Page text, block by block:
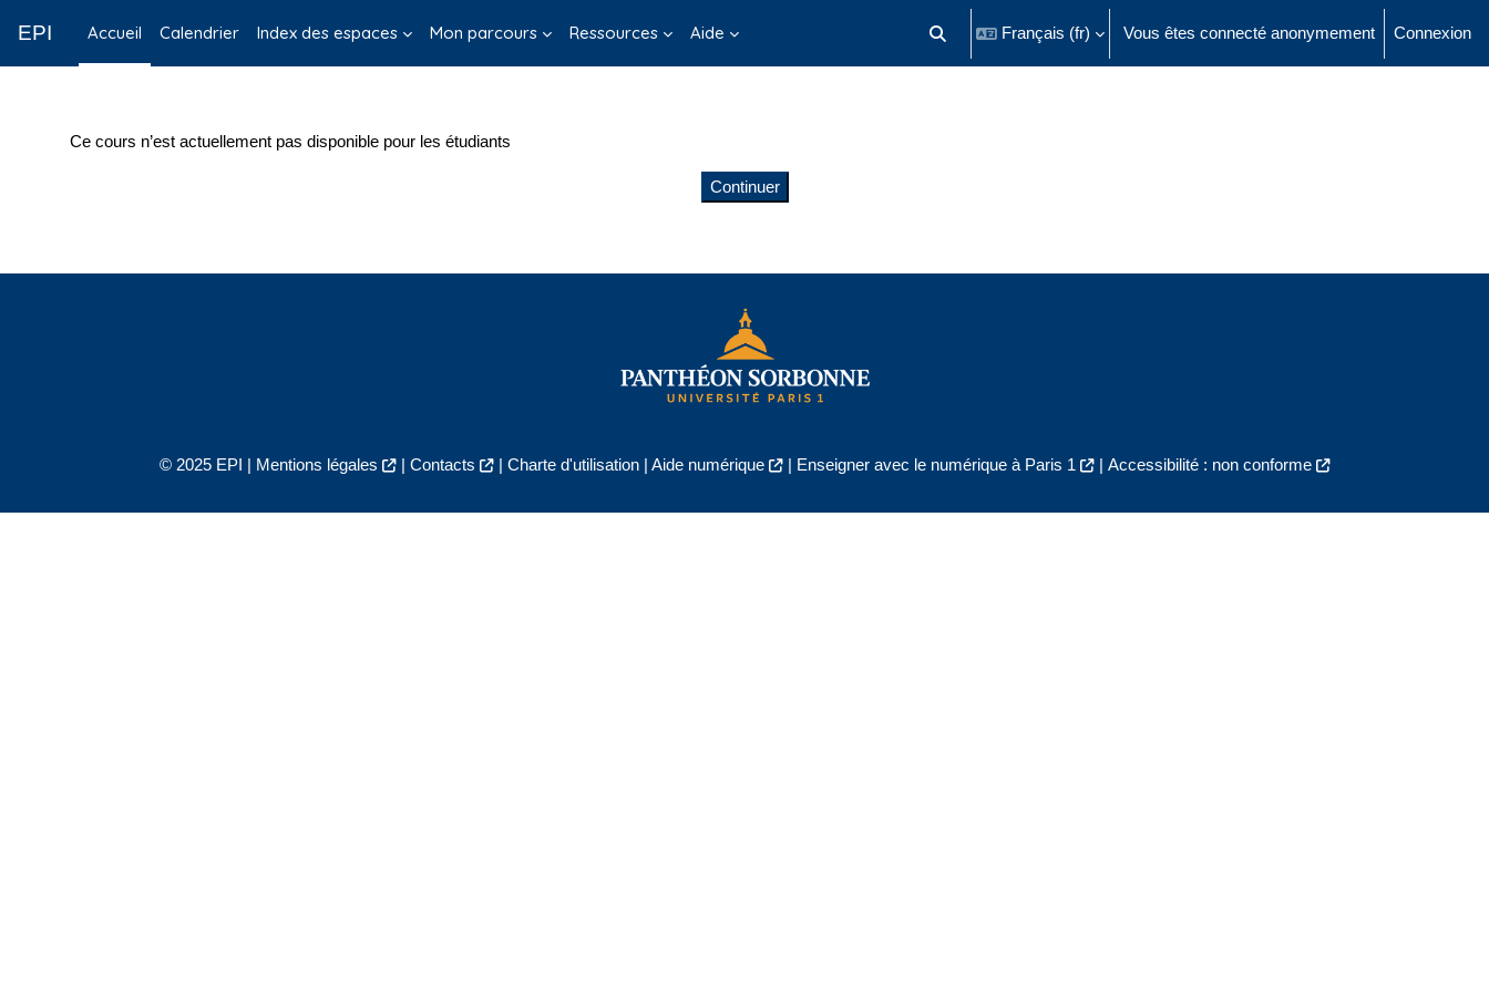
EPI Accueil Calendrier Index des espaces Mon parcours Ressources Aide Activer/désactiver la saisie de recherche
Français ‎(fr)‎ Vous êtes connecté anonymement Connexion
Ce cours n’est actuellement pas disponible pour les étudiants
Continuer
© 2025 EPI | Mentions légales | Contacts | Charte d'utilisation| Aide numérique | Enseigner avec le numérique à Paris 1 | Accessibilité : non conforme